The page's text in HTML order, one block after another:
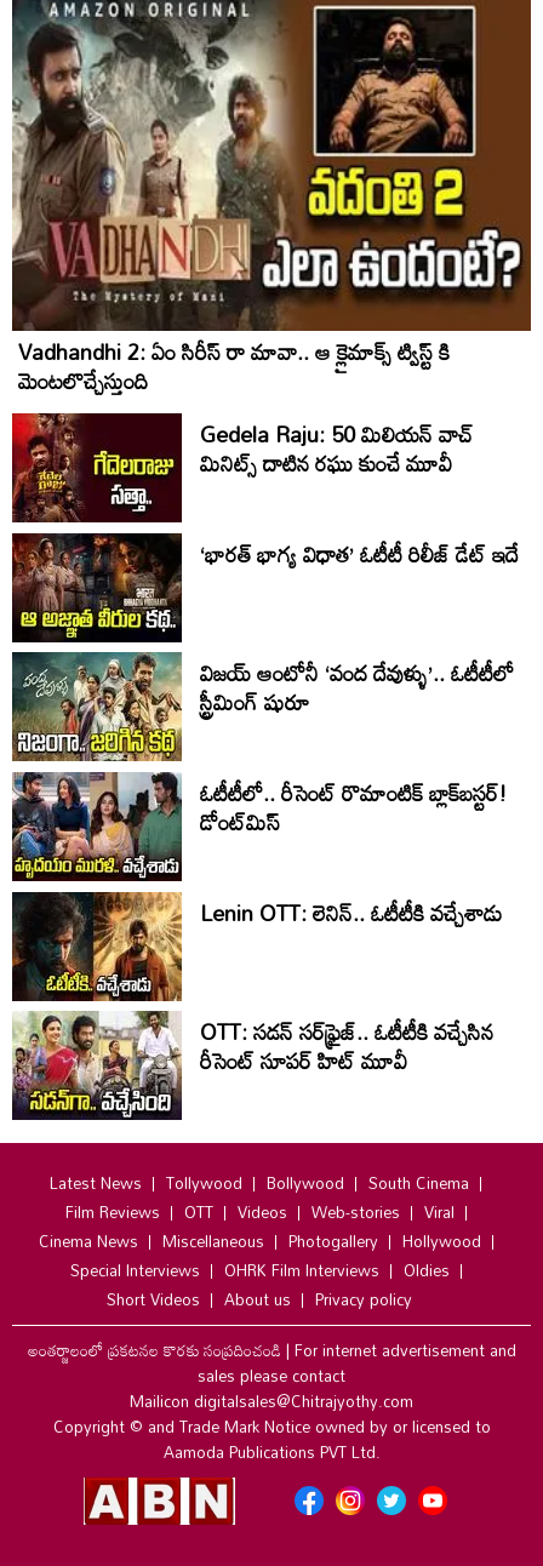
Vadhandhi 2: ఏం సిరీస్ రా మావా.. ఆ క్లైమాక్స్ ట్విస్ట్ కి
మెంటలొచ్చేస్తుంది
Gedela Raju: 50 మిలియన్‌ వాచ్‌
మినిట్స్‌ దాటిన రఘు కుంచే మూవీ
‘భారత్ భాగ్య విధాత’ ఓటీటీ రిలీజ్‌ డేట్‌ ఇదే
విజయ్ ఆంటోనీ ‘వంద దేవుళ్ళు’.. ఓటీటీలో
స్ట్రీమింగ్ షురూ
ఓటీటీలో.. రీసెంట్ రొమాంటిక్‌ బ్లాక్‌బ‌స్ట‌ర్‌!
డోంట్‌మిస్‌
Lenin OTT: లెనిన్.. ఓటీటీకి వ‌చ్చేశాడు
OTT: స‌డ‌న్ స‌ర్‌ఫ్రైజ్‌.. ఓటీటీకి వ‌చ్చేసిన
రీసెంట్ సూప‌ర్ హిట్ మూవీ
Latest News Tollywood Bollywood
South Cinema
Film Reviews
OTT Videos Web-stories
Viral
Cinema News
Miscellaneous Photogallery
Hollywood
Special Interviews
OHRK Film Interviews
Oldies
Short Videos
About us
Privacy policy
అంతర్జాలంలో ప్రకటనల కొరకు సంప్రదించండి|For internet advertisement and
sales please contact
Mailicon digitalsales@Chitrajyothy.com
Copyright © and Trade Mark Notice owned by or licensed to
Aamoda Publications PVT Ltd.